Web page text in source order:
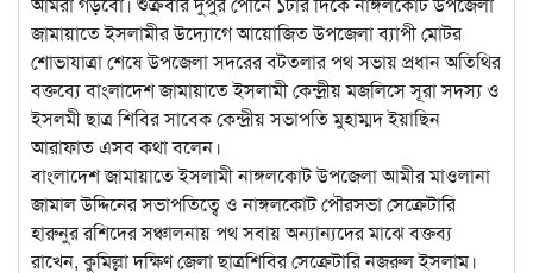
জামায়াতে ইসলামীর উদ্যোগে আয়োজিত উপজেলা ব্যাপী মোটর
শোভাযাত্রা শেষে উপজেলা সদরের বটতলার পথ সভায় প্রধান অতিথির
বক্তব্যে বাংলাদেশ জামায়াতে ইসলামী কেন্দ্রীয় মজলিসে সূরা সদস্য ও
ইসলমী ছাত্র শিবির সাবেক কেন্দ্রীয় সভাপতি মুহাম্মদ ইয়াছিন
আরাফাত এসব কথা বলেন।
বাংলাদেশ জামায়াতে ইসলামী নাঙ্গলকোট উপজেলা আমীর মাওলানা
জামাল উদ্দিনের সভাপতিত্বে ও নাঙ্গলকোট পৌরসভা সেক্রেটারি
হারুনুর রশিদের সঞ্চালনায় পথ সবায় অন্যান্যদের মাঝে বক্তব্য
রাখেন, কুমিল্লা দক্ষিণ জেলা ছাত্রশিবির সেক্রেটারি নজরুল ইসলাম।